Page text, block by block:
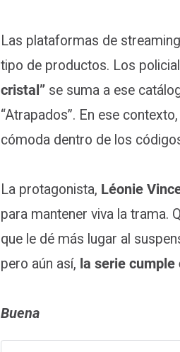
Las plataformas de
tipo de productos. Los
cristal”se suma a ese
“Atrapados”. En ese
cómoda dentro de los
La protagonista, Léonie
para mantener viva la trama.
que le dé más lugar al
pero aún así, la serie cumple
Buena